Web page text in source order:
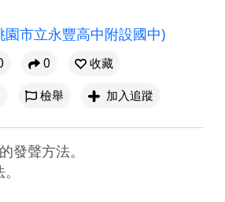
園市立永豐高中附設國中)
0
收藏
檢舉 加入追蹤
發聲方法。